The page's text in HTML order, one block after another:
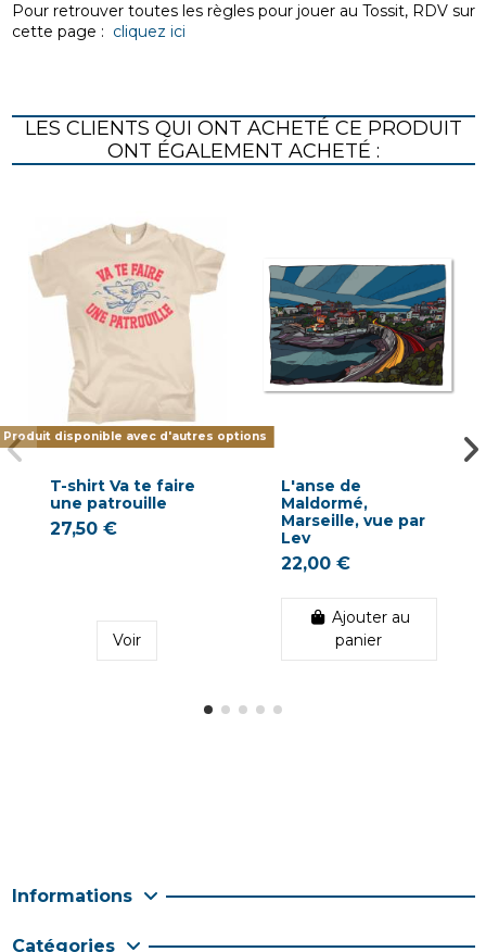
Pour retrouver toutes les règles pour jouer au Tossit, RDV sur
cette page : cliquez ici
LES CLIENTS QUI ONT ACHETÉ CE PRODUIT
ONT ÉGALEMENT ACHETÉ :
Produit disponible avec d'autres options
T-shirt Va te faire
une patrouille
27,50 €
Voir
L'anse de
Maldormé,
Marseille, vue par
Lev
22,00 €
Ajouter au
panier
Informations
Catégories